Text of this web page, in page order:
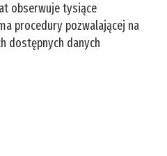
obserwuje tysiące
procedury pozwalającej na
dostępnych danych